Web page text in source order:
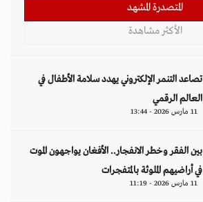
المتصدرة المشهد
الأكثر مشاهدة
تصاعد التنمر الإلكتروني يهدد سلامة الأطفال في
العالم الرقمي
11 مارس 2026 - 13:44
بين الفقر وخطر الانفجار.. الأفغان يواجهون الموت
في أراضيهم الملوثة بالمتفجرات
11 مارس 2026 - 11:19